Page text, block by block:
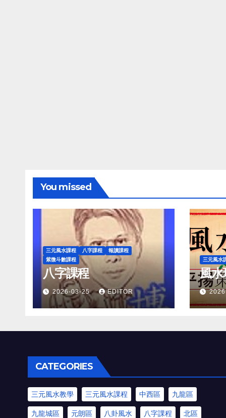
You missed
三元風水課程 八字課程
報讀課程
紫微斗數課程
八字課程
2026-03-25 EDITOR
三元風水
風水
CATEGORIES
三元風水教學 三元風水課程 中西區 九龍區
九龍城區 元朗區 八卦風水 八字課程 北區